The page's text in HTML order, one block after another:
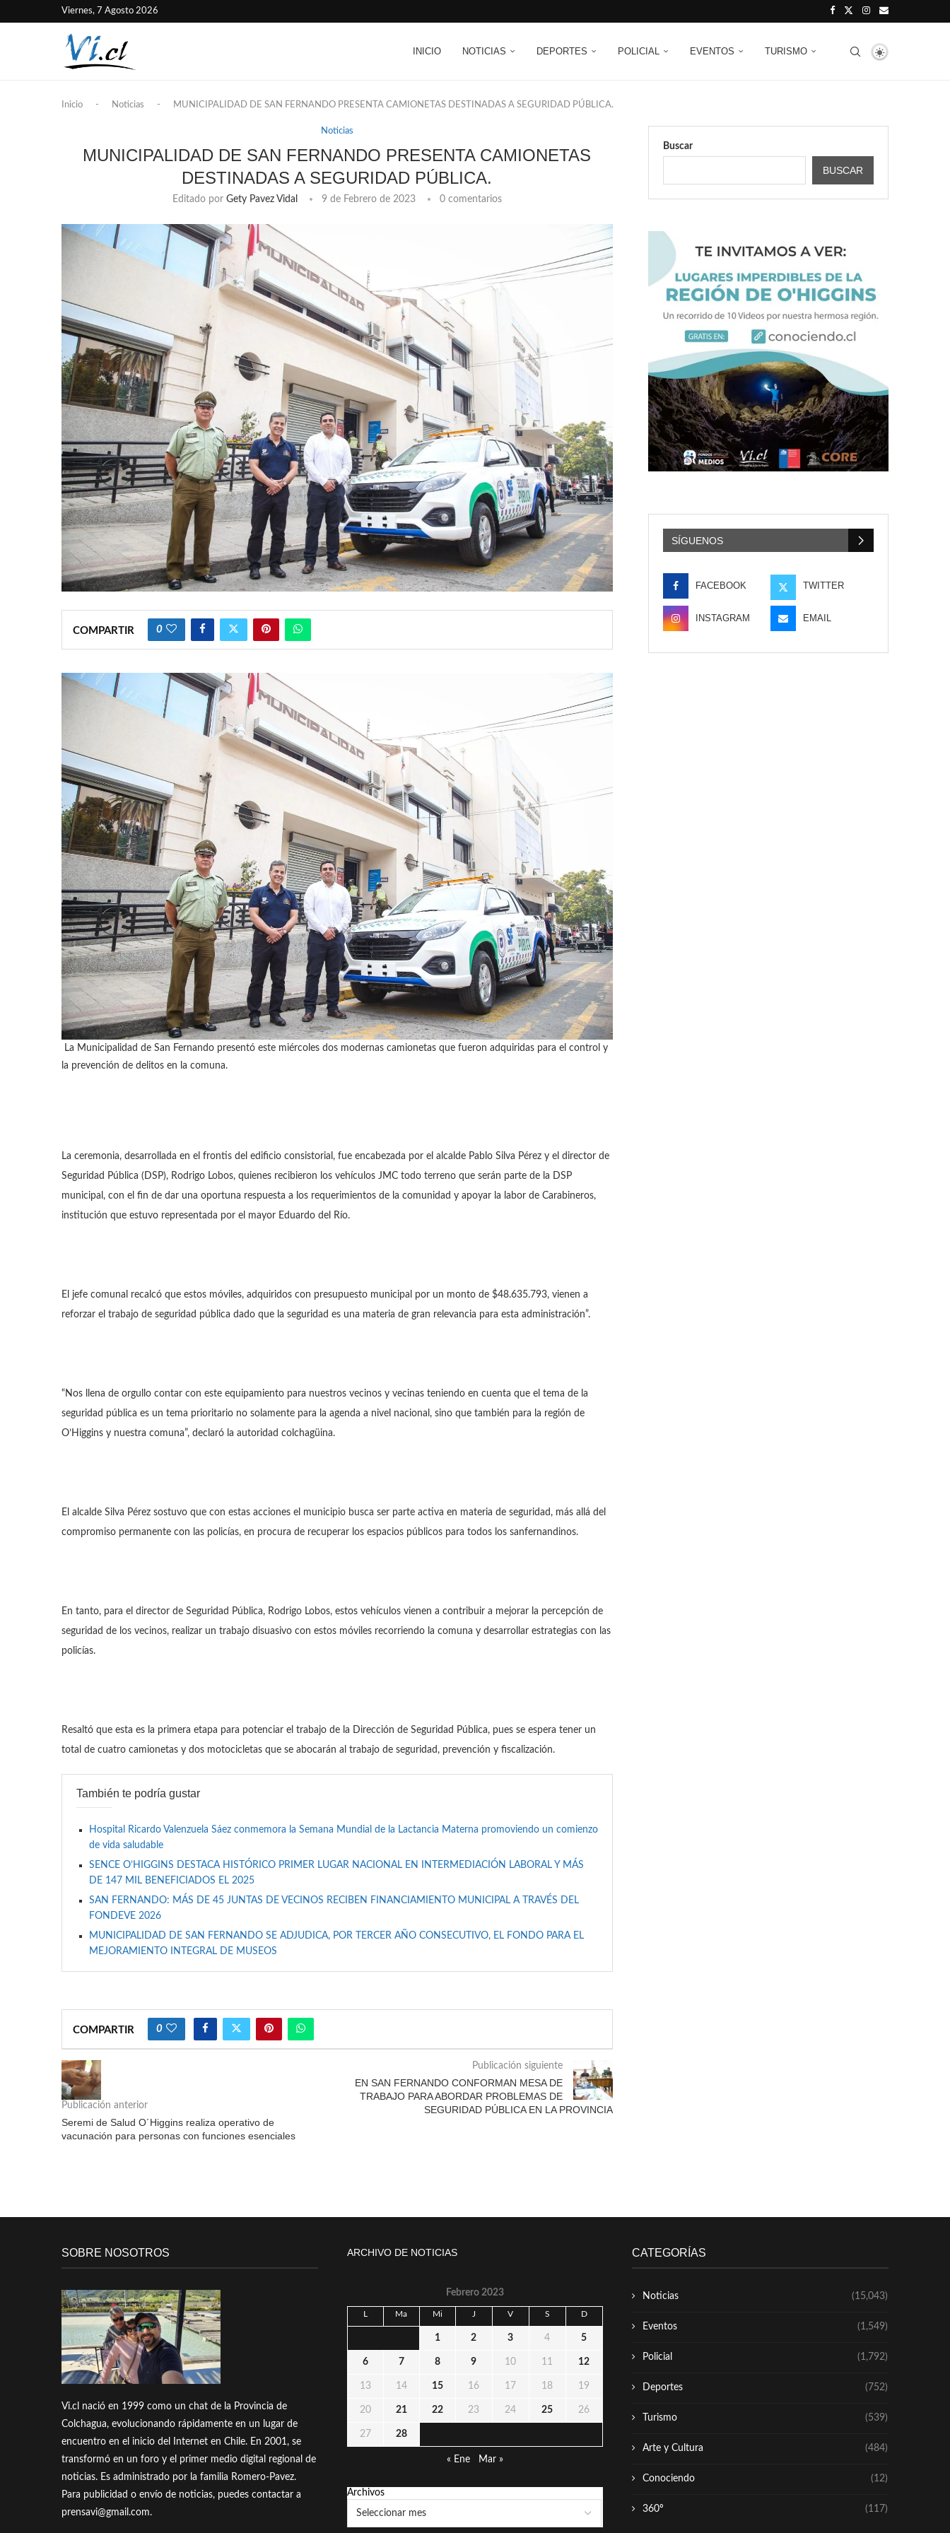
Viernes, 7 Agosto 2026
INICIO NOTICIAS DEPORTES POLICIAL EVENTOS TURISMO
Inicio - Noticias - MUNICIPALIDAD DE SAN FERNANDO PRESENTA CAMIONETAS DESTINADAS A SEGURIDAD PÚBLICA.
Noticias
MUNICIPALIDAD DE SAN FERNANDO PRESENTA CAMIONETAS
DESTINADAS A SEGURIDAD PÚBLICA.
Editado por Gety Pavez Vidal 9 de Febrero de 2023 0 comentarios
COMPARTIR 0
La Municipalidad de San Fernando presentó este miércoles dos modernas camionetas que fueron adquiridas para el control y
la prevención de delitos en la comuna.
La ceremonia, desarrollada en el frontis del edificio consistorial, fue encabezada por el alcalde Pablo Silva Pérez y el director de
Seguridad Pública (DSP), Rodrigo Lobos, quienes recibieron los vehículos JMC todo terreno que serán parte de la DSP
municipal, con el fin de dar una oportuna respuesta a los requerimientos de la comunidad y apoyar la labor de Carabineros,
institución que estuvo representada por el mayor Eduardo del Río.
El jefe comunal recalcó que estos móviles, adquiridos con presupuesto municipal por un monto de $48.635.793, vienen a
reforzar el trabajo de seguridad pública dado que la seguridad es una materia de gran relevancia para esta administración”.
“Nos llena de orgullo contar con este equipamiento para nuestros vecinos y vecinas teniendo en cuenta que el tema de la
seguridad pública es un tema prioritario no solamente para la agenda a nivel nacional, sino que también para la región de
O’Higgins y nuestra comuna”, declaró la autoridad colchagüina.
El alcalde Silva Pérez sostuvo que con estas acciones el municipio busca ser parte activa en materia de seguridad, más allá del
compromiso permanente con las policías, en procura de recuperar los espacios públicos para todos los sanfernandinos.
En tanto, para el director de Seguridad Pública, Rodrigo Lobos, estos vehículos vienen a contribuir a mejorar la percepción de
seguridad de los vecinos, realizar un trabajo disuasivo con estos móviles recorriendo la comuna y desarrollar estrategias con las
policías.
Resaltó que esta es la primera etapa para potenciar el trabajo de la Dirección de Seguridad Pública, pues se espera tener un
total de cuatro camionetas y dos motocicletas que se abocarán al trabajo de seguridad, prevención y fiscalización.
También te podría gustar
Hospital Ricardo Valenzuela Sáez conmemora la Semana Mundial de la Lactancia Materna promoviendo un comienzo
de vida saludable
SENCE O’HIGGINS DESTACA HISTÓRICO PRIMER LUGAR NACIONAL EN INTERMEDIACIÓN LABORAL Y MÁS
DE 147 MIL BENEFICIADOS EL 2025
SAN FERNANDO: MÁS DE 45 JUNTAS DE VECINOS RECIBEN FINANCIAMIENTO MUNICIPAL A TRAVÉS DEL
FONDEVE 2026
MUNICIPALIDAD DE SAN FERNANDO SE ADJUDICA, POR TERCER AÑO CONSECUTIVO, EL FONDO PARA EL
MEJORAMIENTO INTEGRAL DE MUSEOS
COMPARTIR 0
Publicación anterior
Seremi de Salud O´Higgins realiza operativo de
vacunación para personas con funciones esenciales
Publicación siguiente
EN SAN FERNANDO CONFORMAN MESA DE
TRABAJO PARA ABORDAR PROBLEMAS DE
SEGURIDAD PÚBLICA EN LA PROVINCIA
Buscar
BUSCAR
SÍGUENOS
FACEBOOK TWITTER
INSTAGRAM EMAIL
SOBRE NOSOTROS
Vi.cl nació en 1999 como un chat de la Provincia de
Colchagua, evolucionando rápidamente en un lugar de
encuentro en el inicio del Internet en Chile. En 2001, se
transformó en un foro y el primer medio digital regional de
noticias. Es administrado por la familia Romero-Pavez.
Para publicidad o envío de noticias, puedes contactar a
prensavi@gmail.com.
ARCHIVO DE NOTICIAS
Febrero 2023
L Ma Mi J V S D
1 2 3 4 5
6 7 8 9 10 11 12
13 14 15 16 17 18 19
20 21 22 23 24 25 26
27 28
« Ene Mar »
Archivos
CATEGORÍAS
Noticias (15,043)
Eventos (1,549)
Policial (1,792)
Deportes (752)
Turismo (539)
Arte y Cultura (484)
Conociendo (12)
360º (117)